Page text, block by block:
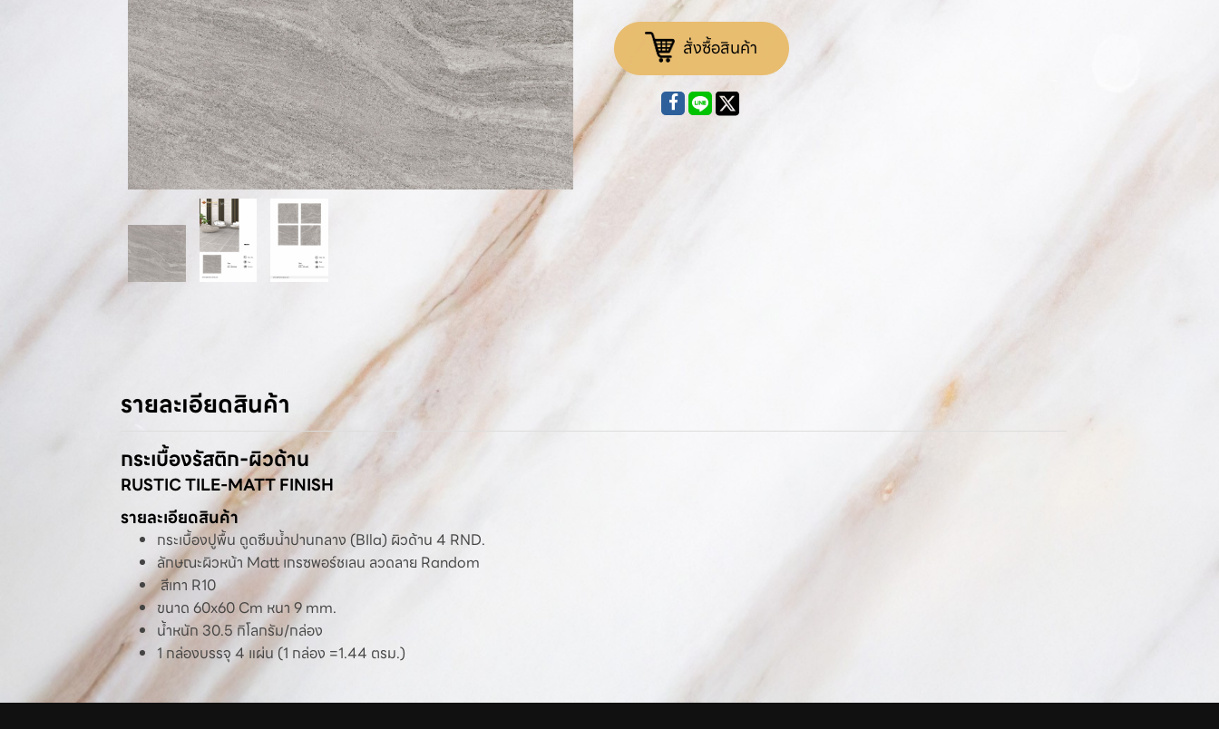
สั่งซื้อสินค้า
รายละเอียดสินค้า
กระเบื้องรัสติก-ผิวด้าน
RUSTIC TILE-MATT FINISH
รายละเอียดสินค้า
กระเบื้องปูพื้น ดูดซึมน้ำปานกลาง (BIla) ผิวด้าน 4 RND.
ลักษณะผิวหน้า Matt เกรซพอร์ชเลน ลวดลาย Random
สีเทา R10
ขนาด 60x60 Cm หนา 9 mm.
น้ำหนัก 30.5 กิโลกรัม/กล่อง
1 กล่องบรรจุ 4 แผ่น (1 กล่อง =1.44 ตรม.)